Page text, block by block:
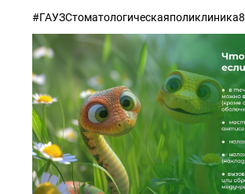
#ГАУЗСтоматологическаяполиклиника8